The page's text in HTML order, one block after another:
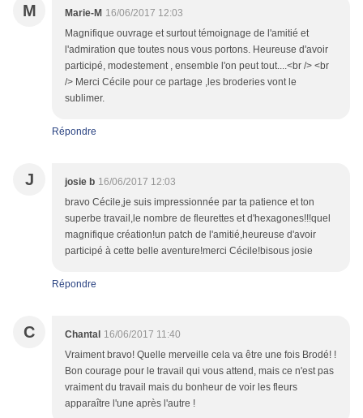
M Marie-M 16/06/2017 12:03
Magnifique ouvrage et surtout témoignage de l'amitié et
l'admiration que toutes nous vous portons. Heureuse d'avoir
participé, modestement , ensemble l'on peut tout....<br /> <br
/> Merci Cécile pour ce partage ,les broderies vont le
sublimer.
Répondre
J josie b 16/06/2017 12:03
bravo Cécile,je suis impressionnée par ta patience et ton
superbe travail,le nombre de fleurettes et d'hexagones!!!quel
magnifique création!un patch de l'amitié,heureuse d'avoir
participé à cette belle aventure!merci Cécile!bisous josie
Répondre
C Chantal 16/06/2017 11:40
Vraiment bravo! Quelle merveille cela va être une fois Brodé! !
Bon courage pour le travail qui vous attend, mais ce n'est pas
vraiment du travail mais du bonheur de voir les fleurs
apparaître l'une après l'autre !